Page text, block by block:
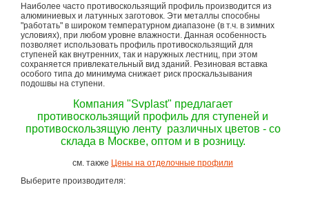
Наиболее часто противоскользящий профиль производится из
алюминиевых и латунных заготовок. Эти металлы способны
"работать" в широком температурном диапазоне (в т.ч. в зимних
условиях), при любом уровне влажности. Данная особенность
позволяет использовать профиль противоскользящий для
ступеней как внутренних, так и наружных лестниц, при этом
сохраняется привлекательный вид зданий. Резиновая вставка
особого типа до минимума снижает риск проскальзывания
подошвы на ступени.
Компания "Svplast" предлагает
противоскользящий профиль для ступеней и
противоскользящую ленту различных цветов - со
склада в Москве, оптом и в розницу.
см. также Цены на отделочные профили
Выберите производителя: